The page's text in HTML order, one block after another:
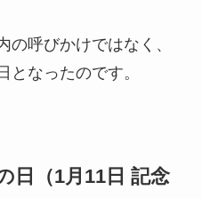
の呼びかけではなく、
となったのです。
日（1月11日 記念